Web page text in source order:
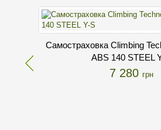
Самостраховка Climbing
ABS 140 STEEL
7 280 грн